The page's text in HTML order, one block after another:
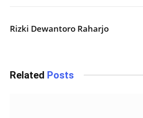
Rizki Dewantoro Raharjo
Related Posts